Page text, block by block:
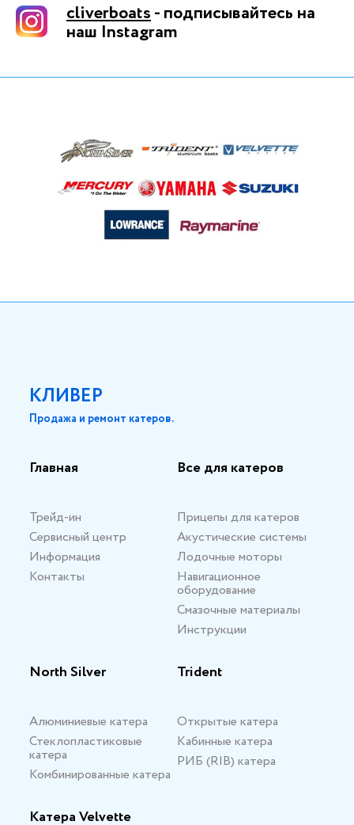
cliverboats- подписывайтесь на
наш Instagram
КЛИВЕР
Продажа и ремонт катеров.
Главная
Трейд-ин
Сервисный центр
Информация
Контакты
Все для катеров
Прицепы для катеров
Акустические системы
Лодочные моторы
Навигационное
оборудование
Смазочные материалы
Инструкции
North Silver
Алюминиевые катера
Стеклопластиковые
катера
Комбинированные катера
Trident
Открытые катера
Кабинные катера
РИБ (RIB) катера
Катера Velvette